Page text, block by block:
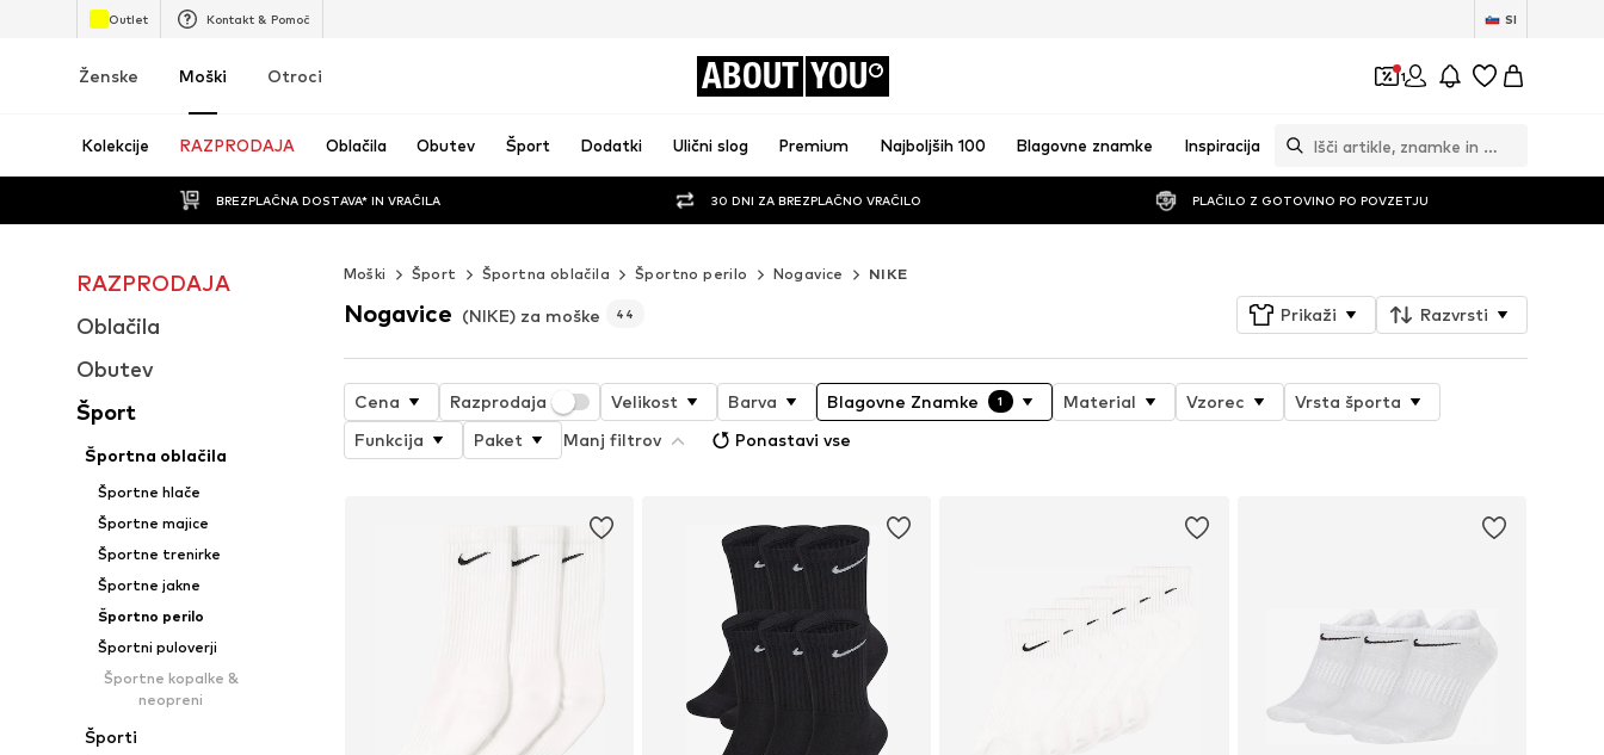
Outlet Kontakt & Pomoč SI
Ženske Moški Otroci ABOUT YOU 1
Kolekcije RAZPRODAJA Oblačila Obutev Šport Dodatki Ulični slog Premium Najboljših 100 Blagovne znamke Inspiracija
BREZPLAČNA DOSTAVA* IN VRAČILA 30 DNI ZA BREZPLAČNO VRAČILO PLAČILO Z GOTOVINO PO POVZETJU
RAZPRODAJA
Oblačila
Obutev
Šport
Športna oblačila
Športne hlače
Športne majice
Športne trenirke
Športne jakne
Športno perilo
Športni puloverji
Športne kopalke &
neopreni
Športi
Moški Šport Športna oblačila Športno perilo Nogavice NIKE
Nogavice (NIKE) za moške 44 Prikaži Razvrsti
Cena Razprodaja Velikost Barva Blagovne Znamke 1 Material Vzorec
Vrsta športa
Funkcija
Paket Manj filtrov Ponastavi vse